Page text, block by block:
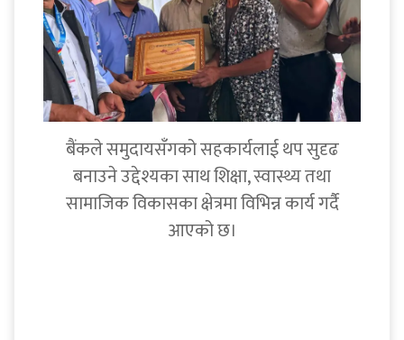
बैंकले समुदायसँगको सहकार्यलाई थप सुदृढ
बनाउने उद्देश्यका साथ शिक्षा, स्वास्थ्य तथा
सामाजिक विकासका क्षेत्रमा विभिन्न कार्य गर्दै
आएको छ।